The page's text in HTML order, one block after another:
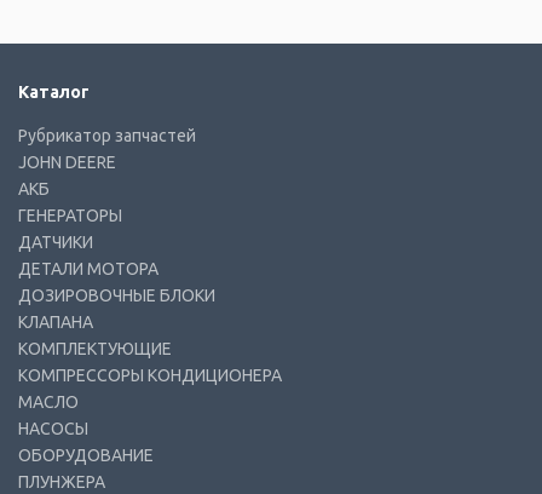
Каталог
Рубрикатор запчастей
JOHN DEERE
АКБ
ГЕНЕРАТОРЫ
ДАТЧИКИ
ДЕТАЛИ МОТОРА
ДОЗИРОВОЧНЫЕ БЛОКИ
КЛАПАНА
КОМПЛЕКТУЮЩИЕ
КОМПРЕССОРЫ КОНДИЦИОНЕРА
МАСЛО
НАСОСЫ
ОБОРУДОВАНИЕ
ПЛУНЖЕРА